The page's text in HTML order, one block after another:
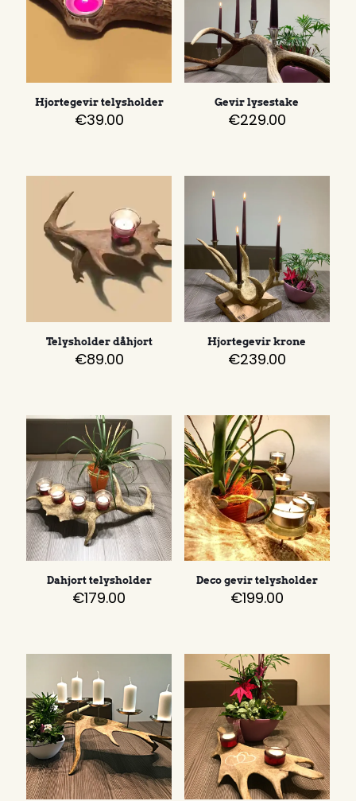
Hjortegevir telysholder
€39.00
Gevir lysestake
€229.00
Telysholder dåhjort
€89.00
Hjortegevir krone
€239.00
Dahjort telysholder
€179.00
Deco gevir telysholder
€199.00